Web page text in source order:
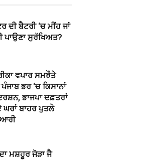
ਦੀ ਬੈਟਰੀ ‘ਚ ਮੀਂਹ ਜਾਂ
ਪਾਉਣਾ ਸੁਰੱਖਿਅਤ?
ਵਪਾਰ ਸਮਝੌਤੇ
ਭਰ ‘ਚ ਕਿਸਾਨਾਂ
ਭਾਜਪਾ ਦਫ਼ਤਰਾਂ
ਬਾਹਰ ਪੁਤਲੇ
ਮਸ਼ਹੂਰ ਜੋੜਾ ਜੈ